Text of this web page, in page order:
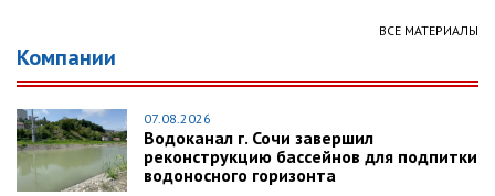
ВСЕ МАТЕРИАЛЫ
Компании
07.08.2026
Водоканал г. Сочи завершил
реконструкцию бассейнов для подпитки
водоносного горизонта